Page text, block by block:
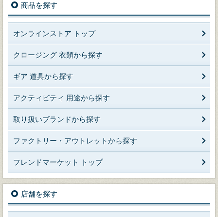
商品を探す
オンラインストア トップ
クロージング 衣類から探す
ギア 道具から探す
アクティビティ 用途から探す
取り扱いブランドから探す
ファクトリー・アウトレットから探す
フレンドマーケット トップ
店舗を探す